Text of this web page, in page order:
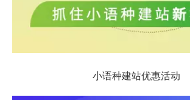
小语种建站优惠活动